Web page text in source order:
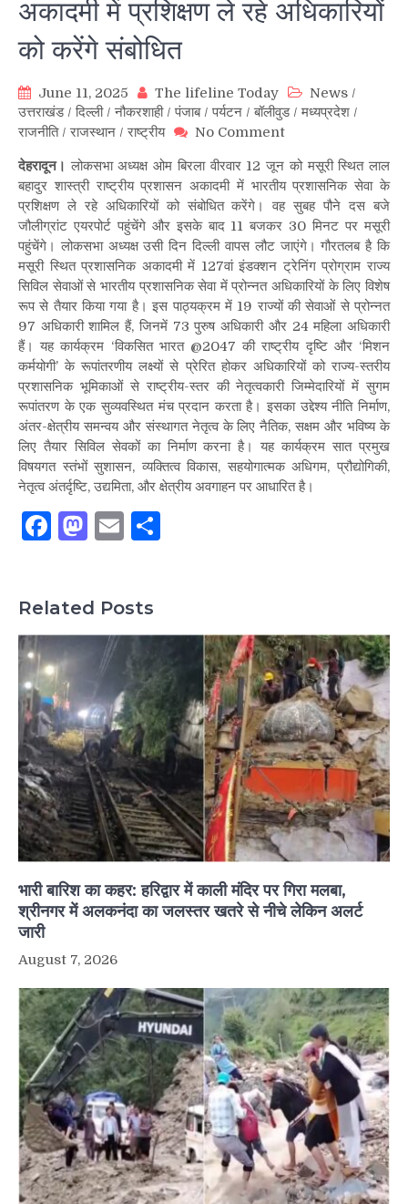
अकादमी में प्रशिक्षण ले रहे अधिकारियों
को करेंगे संबोधित
June 11, 2025 The lifeline Today News /
उत्तराखंड/दिल्ली/नौकरशाही/पंजाब/पर्यटन /बॉलीवुड/मध्यप्रदेश /
राजनीति/राजस्थान /राष्ट्रीय No Commenton
बहादुर
शास्त्री
राष्ट्रीय
प्रशासन
अकादमी
में
प्रशिक्षण
ले
रहे
अधिकारियों
को
करेंगे
संबोधित
देहरादून। लोकसभा अध्यक्ष ओम बिरला वीरवार 12 जून को मसूरी स्थित लाल
बहादुर शास्त्री राष्ट्रीय प्रशासन अकादमी में भारतीय प्रशासनिक सेवा के
प्रशिक्षण ले रहे अधिकारियों को संबोधित करेंगे। वह सुबह पौने दस बजे
जौलीग्रांट एयरपोर्ट पहुंचेंगे और इसके बाद 11 बजकर 30 मिनट पर मसूरी
पहुंचेंगे। लोकसभा अध्यक्ष उसी दिन दिल्ली वापस लौट जाएंगे। गौरतलब है कि
मसूरी स्थित प्रशासनिक अकादमी में 127वां इंडक्शन ट्रेनिंग प्रोग्राम राज्य
सिविल सेवाओं से भारतीय प्रशासनिक सेवा में प्रोन्नत अधिकारियों के लिए विशेष
रूप से तैयार किया गया है। इस पाठ्यक्रम में 19 राज्यों की सेवाओं से प्रोन्नत
97 अधिकारी शामिल हैं, जिनमें 73 पुरुष अधिकारी और 24 महिला अधिकारी
हैं। यह कार्यक्रम ‘विकसित भारत @2047 की राष्ट्रीय दृष्टि और ‘मिशन
कर्मयोगी’ के रूपांतरणीय लक्ष्यों से प्रेरित होकर अधिकारियों को राज्य-स्तरीय
प्रशासनिक भूमिकाओं से राष्ट्रीय-स्तर की नेतृत्वकारी जिम्मेदारियों में सुगम
रूपांतरण के एक सुव्यवस्थित मंच प्रदान करता है। इसका उद्देश्य नीति निर्माण,
अंतर-क्षेत्रीय समन्वय और संस्थागत नेतृत्व के लिए नैतिक, सक्षम और भविष्य के
लिए तैयार सिविल सेवकों का निर्माण करना है। यह कार्यक्रम सात प्रमुख
विषयगत स्तंभों सुशासन, व्यक्तित्व विकास, सहयोगात्मक अधिगम, प्रौद्योगिकी,
नेतृत्व अंतर्दृष्टि, उद्यमिता, और क्षेत्रीय अवगाहन पर आधारित है।
Facebook
Mastodon
Email
Related Posts
भारी बारिश का कहर: हरिद्वार में काली मंदिर पर गिरा मलबा,
श्रीनगर में अलकनंदा का जलस्तर खतरे से नीचे लेकिन अलर्ट
जारी
August 7, 2026